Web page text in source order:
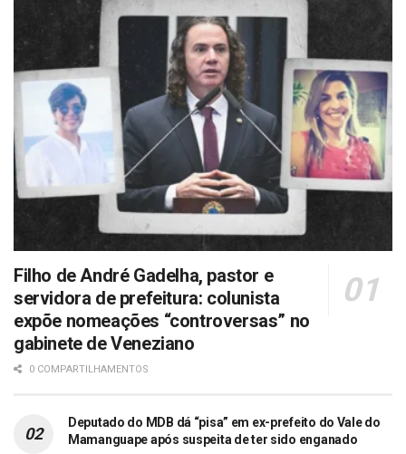
Filho de André Gadelha, pastor e
servidora de prefeitura: colunista
expõe nomeações “controversas” no
gabinete de Veneziano
0 COMPARTILHAMENTOS
Deputado do MDB dá “pisa” em ex-prefeito do Vale do
Mamanguape após suspeita de ter sido enganado